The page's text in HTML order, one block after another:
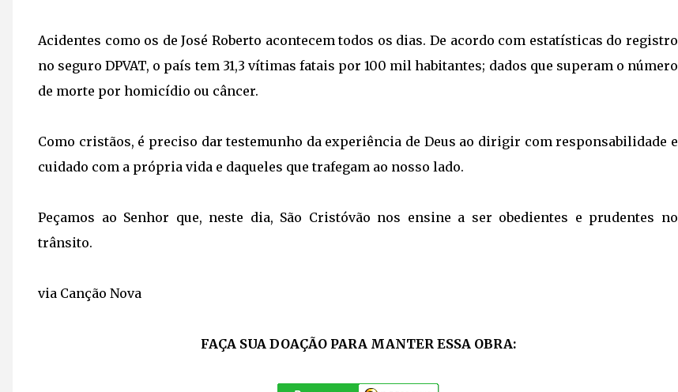
Acidentes como os de José Roberto acontecem todos os dias. De acordo com estatísticas do registro
no seguro DPVAT, o país tem 31,3 vítimas fatais por 100 mil habitantes; dados que superam o número
de morte por homicídio ou câncer.
Como cristãos, é preciso dar testemunho da experiência de Deus ao dirigir com responsabilidade e
cuidado com a própria vida e daqueles que trafegam ao nosso lado.
Peçamos ao Senhor que, neste dia, São Cristóvão nos ensine a ser obedientes e prudentes no
trânsito.
via Canção Nova
FAÇA SUA DOAÇÃO PARA MANTER ESSA OBRA: